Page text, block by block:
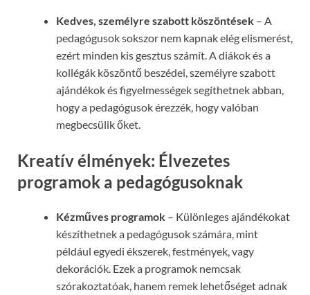
Kedves, személyre szabott köszöntések – A
pedagógusok sokszor nem kapnak elég elismerést,
ezért minden kis gesztus számít. A diákok és a
kollégák köszöntő beszédei, személyre szabott
ajándékok és figyelmességek segíthetnek abban,
hogy a pedagógusok érezzék, hogy valóban
megbecsülik őket.
Kreatív élmények: Élvezetes
programok a pedagógusoknak
Kézműves programok – Különleges ajándékokat
készíthetnek a pedagógusok számára, mint
például egyedi ékszerek, festmények, vagy
dekorációk. Ezek a programok nemcsak
szórakoztatóak, hanem remek lehetőséget adnak